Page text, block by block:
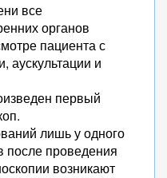
все
органов
пациента с
аускультации и
первый
лишь у одного
после проведения
возникают